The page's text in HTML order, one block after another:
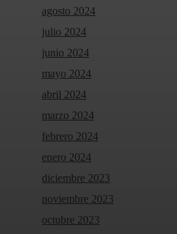
agosto 2024
julio 2024
junio 2024
mayo 2024
abril 2024
marzo 2024
febrero 2024
enero 2024
diciembre 2023
noviembre 2023
octubre 2023